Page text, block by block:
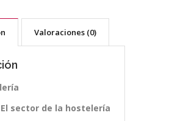
Valoraciones (0)
El sector de la hostelería